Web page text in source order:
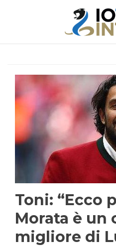
Toni: “Ecco
Morata è un
migliore di